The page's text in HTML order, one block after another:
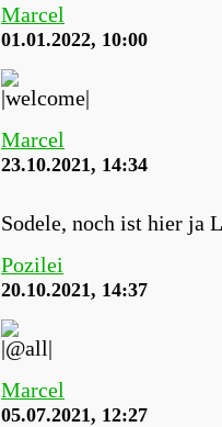
Marcel
01.01.2022, 10:00
Marcel
23.10.2021, 14:34
Sodele, noch ist hier ja
Pozilei
20.10.2021, 14:37
Marcel
05.07.2021, 12:27